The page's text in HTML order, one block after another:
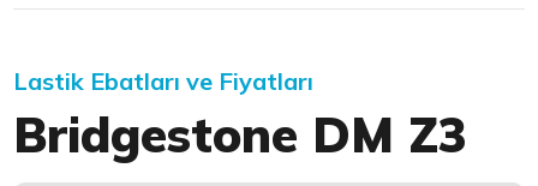
Lastik Ebatları ve Fiyatları
Bridgestone DM Z3